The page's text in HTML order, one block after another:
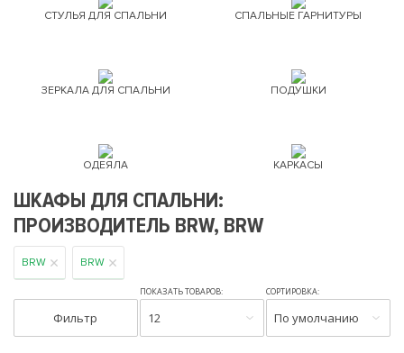
СТУЛЬЯ ДЛЯ СПАЛЬНИ СПАЛЬНЫЕ ГАРНИТУРЫ
ЗЕРКАЛА ДЛЯ СПАЛЬНИ ПОДУШКИ
ОДЕЯЛА КАРКАСЫ
ШКАФЫ ДЛЯ СПАЛЬНИ:
ПРОИЗВОДИТЕЛЬ BRW, BRW
BRW BRW
Фильтр
ПОКАЗАТЬ ТОВАРОВ:
12
СОРТИРОВКА:
По умолчанию